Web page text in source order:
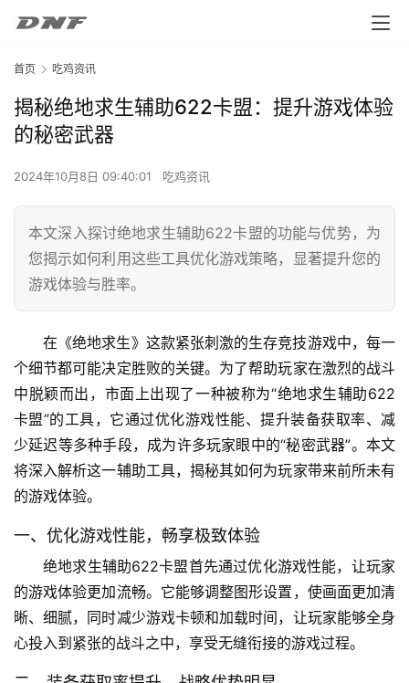
首页 吃鸡资讯
揭秘绝地求生辅助622卡盟：提升游戏体验
的秘密武器
2024年10月8日 09:40:01 吃鸡资讯
本文深入探讨绝地求生辅助622卡盟的功能与优势，为
您揭示如何利用这些工具优化游戏策略，显著提升您的
游戏体验与胜率。
在《绝地求生》这款紧张刺激的生存竞技游戏中，每一
个细节都可能决定胜败的关键。为了帮助玩家在激烈的战斗
中脱颖而出，市面上出现了一种被称为“绝地求生辅助622
卡盟”的工具，它通过优化游戏性能、提升装备获取率、减
少延迟等多种手段，成为许多玩家眼中的“秘密武器”。本文
将深入解析这一辅助工具，揭秘其如何为玩家带来前所未有
的游戏体验。
一、优化游戏性能，畅享极致体验
绝地求生辅助622卡盟首先通过优化游戏性能，让玩家
的游戏体验更加流畅。它能够调整图形设置，使画面更加清
晰、细腻，同时减少游戏卡顿和加载时间，让玩家能够全身
心投入到紧张的战斗之中，享受无缝衔接的游戏过程。